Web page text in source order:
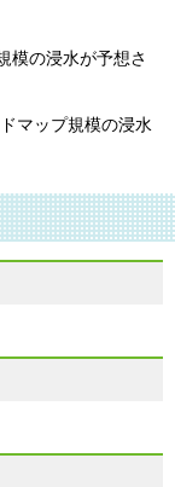
の浸水が予想さ
マップ規模の浸水